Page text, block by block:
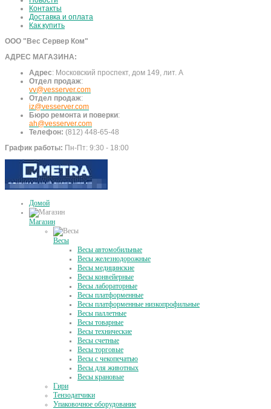
Контакты
Доставка и оплата
Как купить
ООО "Вес Сервер Ком"
АДРЕС МАГАЗИНА:
Адрес: Московский проспект, дом 149, лит. А
Отдел продаж:
vv@vesserver.com
Отдел продаж:
iz@vesserver.com
Бюро ремонта и поверки:
ah@vesserver.com
Телефон: (812) 448-65-48
График работы: Пн-Пт: 9:30 - 18:00
Домой
Магазин
Весы
Весы автомобильные
Весы железнодорожные
Весы медицинские
Весы конвейерные
Весы лабораторные
Весы платформенные
Весы платформенные низкопрофильные
Весы паллетные
Весы товарные
Весы технические
Весы счетные
Весы торговые
Весы с чекопечатью
Весы для животных
Весы крановые
Гири
Тензодатчики
Упаковочное оборудование